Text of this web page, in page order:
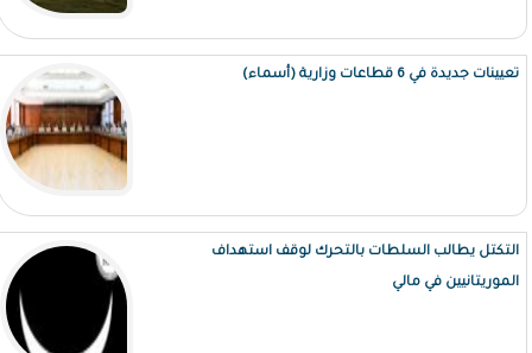
تعيينات جديدة في 6 قطاعات وزارية (أسماء)
التكتل يطالب السلطات بالتحرك لوقف استهداف
الموريتانيين في مالي